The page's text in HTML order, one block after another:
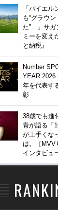
「バイエル
も“グラウ
た”…」サガ
ミーを変え
と納税』
Number
YEAR 2026
年を代表す
彰
38歳でも進
青が語る「
が上手くな
は。［MVV
インタビュ